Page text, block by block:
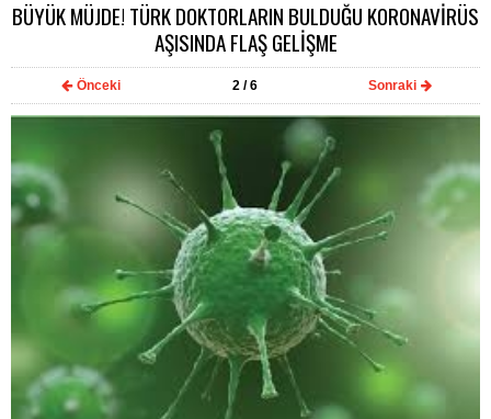
BÜYÜK MÜJDE! TÜRK DOKTORLARIN BULDUĞU KORONAVİRÜS
AŞISINDA FLAŞ GELİŞME
Önceki 2 / 6 Sonraki